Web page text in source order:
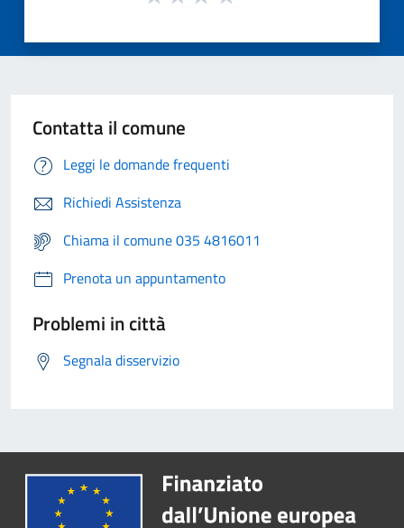
Contatta il comune
Leggi le domande frequenti
Richiedi Assistenza
Chiama il comune 035 4816011
Prenota un appuntamento
Problemi in città
Segnala disservizio